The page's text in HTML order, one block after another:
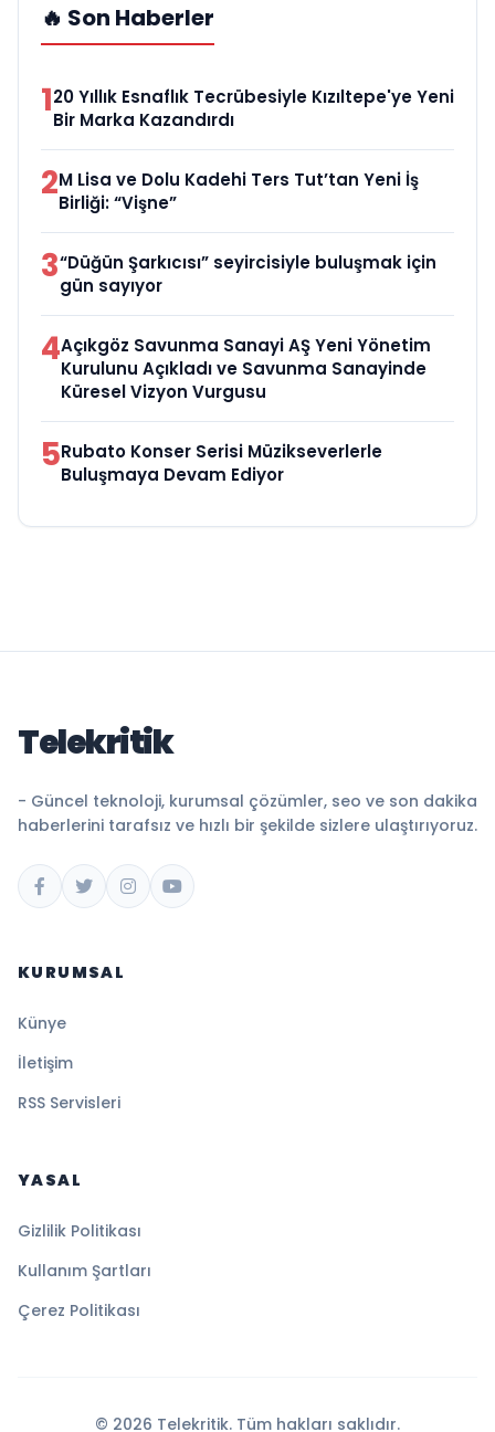
🔥 Son Haberler
120 Yıllık Esnaflık Tecrübesiyle Kızıltepe'ye Yeni
Bir Marka Kazandırdı
2M Lisa ve Dolu Kadehi Ters Tut’tan Yeni İş
Birliği: “Vişne”
3“Düğün Şarkıcısı” seyircisiyle buluşmak için
gün sayıyor
4Açıkgöz Savunma Sanayi AŞ Yeni Yönetim
Kurulunu Açıkladı ve Savunma Sanayinde
Küresel Vizyon Vurgusu
5Rubato Konser Serisi Müzikseverlerle
Buluşmaya Devam Ediyor
Telekritik
- Güncel teknoloji, kurumsal çözümler, seo ve son dakika
haberlerini tarafsız ve hızlı bir şekilde sizlere ulaştırıyoruz.
KURUMSAL
Künye
İletişim
RSS Servisleri
YASAL
Gizlilik Politikası
Kullanım Şartları
Çerez Politikası
© 2026 Telekritik. Tüm hakları saklıdır.